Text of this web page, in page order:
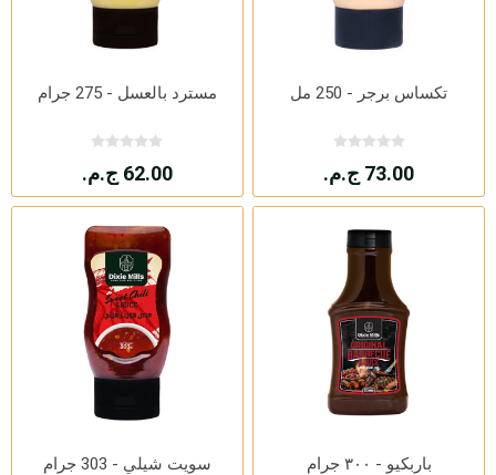
تكساس برجر - 250 مل
73.00 ج.م.
مسترد بالعسل - 275 جرام
62.00 ج.م.
باربكيو - ٣٠٠ جرام سويت شيلي - 303 جرام